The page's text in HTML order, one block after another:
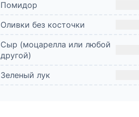
Помидор
Оливки без косточки
Сыр (моцарелла или любой
другой)
Зеленый лук